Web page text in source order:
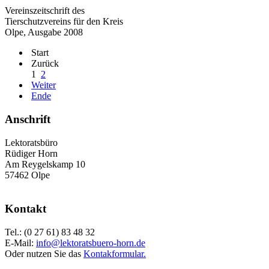
Vereinszeitschrift des
Tierschutzvereins für den Kreis
Olpe, Ausgabe 2008
Start
Zurück
1
2
Weiter
Ende
Anschrift
Lektoratsbüro
Rüdiger Horn
Am Reygelskamp 10
57462 Olpe
Kontakt
Tel.: (0 27 61) 83 48 32
E-Mail: info@lektoratsbuero-horn.de
Oder nutzen Sie das Kontakformular.